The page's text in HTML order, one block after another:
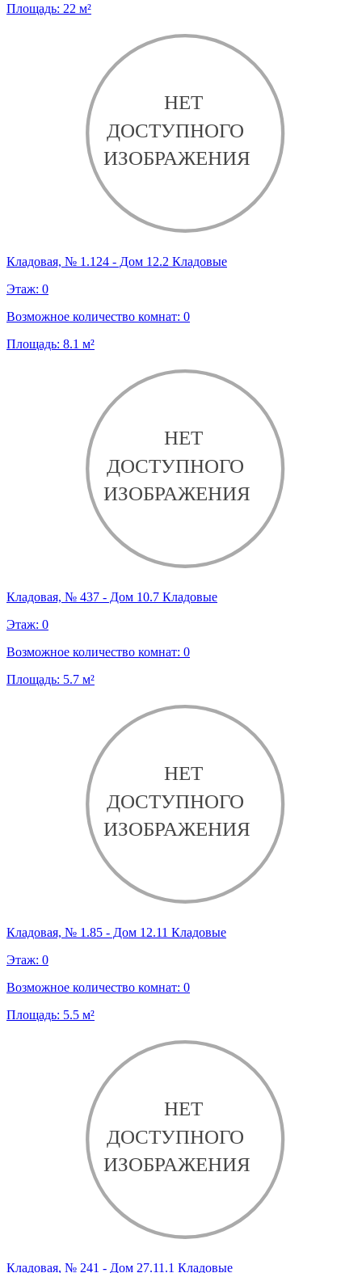
Площадь: 22 м²
Кладовая, № 1.124 - Дом 12.2 Кладовые
Этаж: 0
Возможное количество комнат: 0
Площадь: 8.1 м²
Кладовая, № 437 - Дом 10.7 Кладовые
Этаж: 0
Возможное количество комнат: 0
Площадь: 5.7 м²
Кладовая, № 1.85 - Дом 12.11 Кладовые
Этаж: 0
Возможное количество комнат: 0
Площадь: 5.5 м²
Кладовая, № 241 - Дом 27.11.1 Кладовые